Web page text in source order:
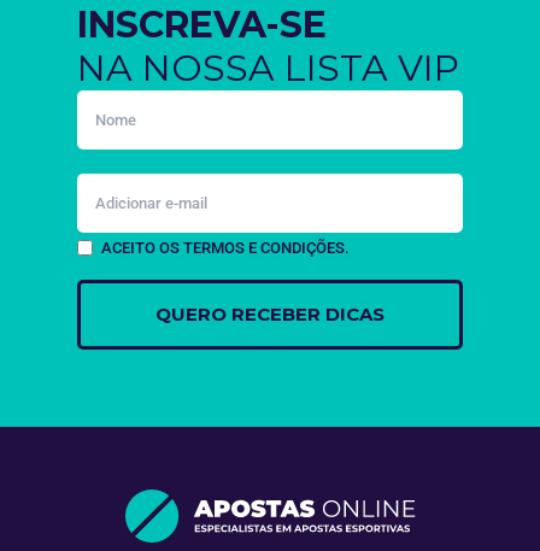
INSCREVA-SE
NA NOSSA LISTA VIP
ACEITO OS TERMOS E CONDIÇÕES.